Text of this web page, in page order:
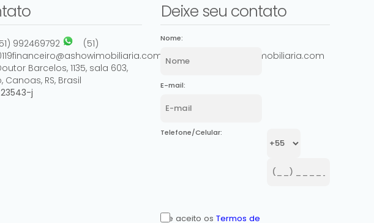
São Luis,
Canoas, Rio Grande do Sul, Brasil
992469792
(51)
financeiro@ashowimobiliaria.com.br
comercial@ashowimobiliaria.com
Barcelos, 1135, sala 603,
, Canoas, RS, Brasil
23543-j
Deixe seu contato
Nome:
E-mail:
Telefone/Celular:
Li e aceito os Termos de